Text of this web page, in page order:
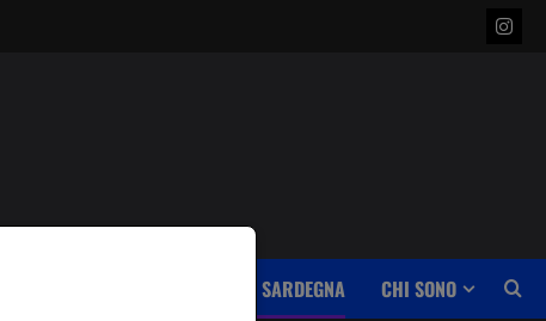
RETE STAZIONI SARDEGNA CHI SONO